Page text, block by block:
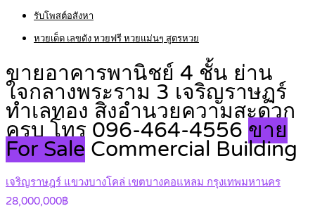
รับโพสต์อสังหา
หวยเด็ด เลขดัง หวยฟรี หวยแม่นๆ สูตรหวย
ขายอาคารพานิชย์ 4 ชั้น ย่าน
ใจกลางพระราม 3 เจริญราษฏร์
ทำเลทอง สิ่งอำนวยความสะดวก
ครบ โทร 096-464-4556 ขาย
For Sale Commercial Building
เจริญราษฎร์ แขวงบางโคล่ เขตบางคอแหลม กรุงเทพมหานคร
28,000,000฿